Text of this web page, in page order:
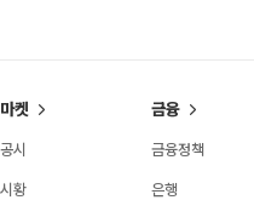
마켓
공시
시황
금융
금융정책
은행